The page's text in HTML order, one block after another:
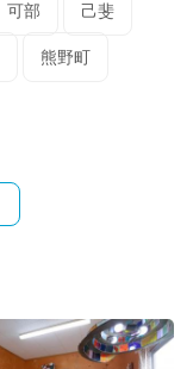
可部 己斐
熊野町